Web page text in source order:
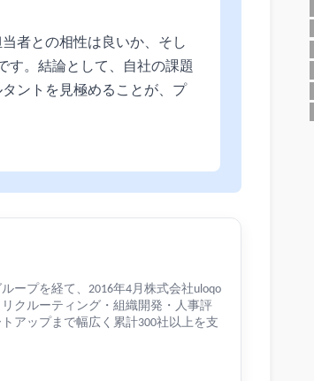
者との相性は良いか、そし
す。結論として、自社の課題
ントを見極めることが、プ
ープを経て、2016年4月株式会社uloqo
クルーティング・組織開発・人事評
アップまで幅広く累計300社以上を支